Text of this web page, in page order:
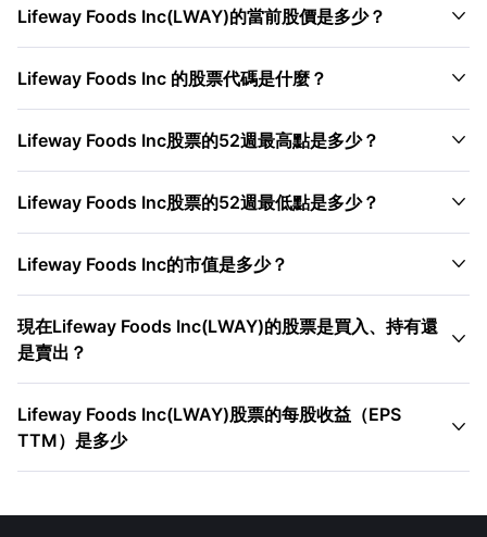
Lifeway Foods Inc(LWAY)的當前股價是多少？ 
Lifeway Foods Inc 的股票代碼是什麼？ 
Lifeway Foods Inc股票的52週最高點是多少？ 
Lifeway Foods Inc股票的52週最低點是多少？ 
Lifeway Foods Inc的市值是多少？ 
現在Lifeway Foods Inc(LWAY)的股票是買入、持有還
是賣出？

Lifeway Foods Inc(LWAY)股票的每股收益（EPS
TTM）是多少
